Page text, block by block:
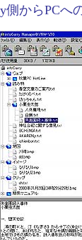
側からPCへ